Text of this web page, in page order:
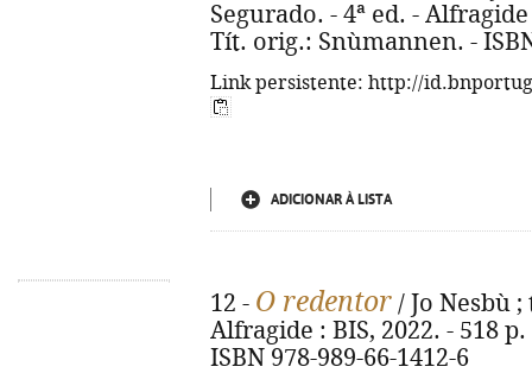
Segurado. - 4ª ed. -
Tít. orig.: Snùmannen. -
Link persistente: http://
ADICIONAR À LISTA
12 - O redentor / Jo Nesbù ;
Alfragide : BIS, 2022. - 518
ISBN 978-989-66-1412-6